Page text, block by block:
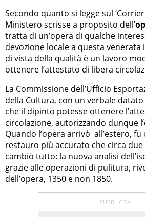
Secondo quanto si legge sul
Ministero scrisse a proposito dell’
tratta di un’opera di qualche
devozione locale a questa
di vista della qualità è un lavoro
ottenere l’attestato di libera
La Commissione dell’Ufficio
della Cultura, con un verbale
che il dipinto potesse ottenere
circolazione, autorizzando dunque
Quando l’opera arrivò all’estero,
restauro più accurato che circa
cambiò tutto: la nuova analisi
grazie alle operazioni di pulitura,
dell’opera, 1350 e non 1850.